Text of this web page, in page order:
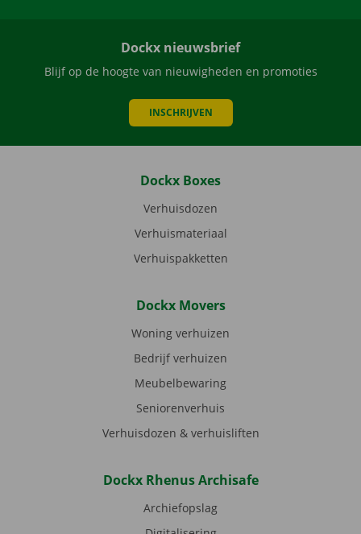
Dockx nieuwsbrief
Blijf op de hoogte van nieuwigheden en promoties
INSCHRIJVEN
Dockx Boxes
Verhuisdozen
Verhuismateriaal
Verhuispakketten
Dockx Movers
Woning verhuizen
Bedrijf verhuizen
Meubelbewaring
Seniorenverhuis
Verhuisdozen & verhuisliften
Dockx Rhenus Archisafe
Archiefopslag